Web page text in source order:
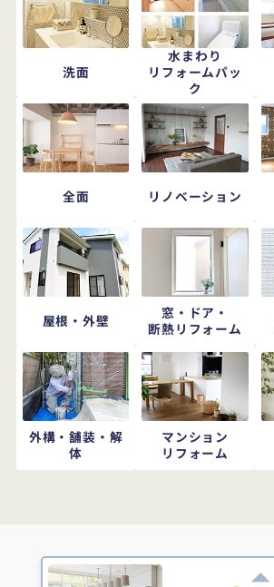
洗面
水まわり
リフォームパッ
ク
全面 リノベーション
屋根・外壁
窓・ドア・
断熱リフォーム
外構・舗装・解
体
マンション
リフォーム